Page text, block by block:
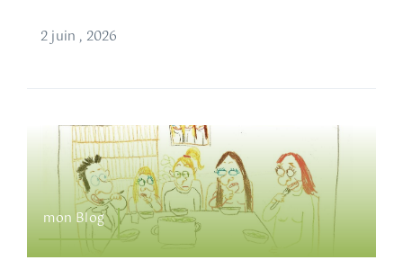
2 juin , 2026
mon Blog